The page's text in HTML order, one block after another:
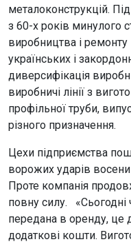
металоконструкцій.
з 60-х років минулого
виробництва і
українських і
диверсифікація
виробничі лінії з
профільної труби,
різного призначення.
Цехи підприємства
ворожих ударів
Проте компанія
повну силу. «Сьогодні
передана в оренду, це
додаткові кошти.